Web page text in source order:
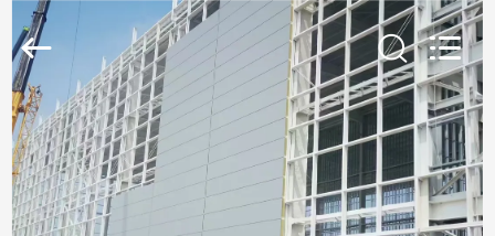
ACCUEIL
PRODUITS
Qingdao
KaFa
Fabrication
Co.,
Ltd..
Rights
Reserved.